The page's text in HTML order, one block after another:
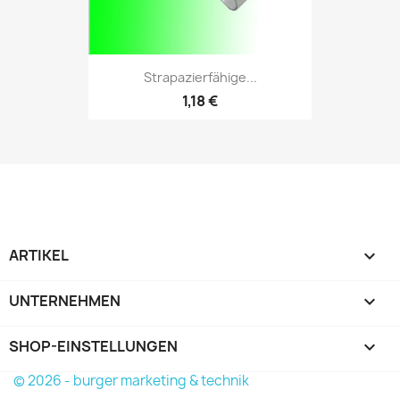
Strapazierfähige...
1,18 €
ARTIKEL 
UNTERNEHMEN 
SHOP-EINSTELLUNGEN keyboard_arrow_down
© 2026 - burger marketing & technik